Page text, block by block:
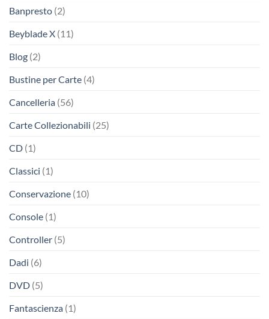
Banpresto (2)
Beyblade X (11)
Blog (2)
Bustine per Carte (4)
Cancelleria (56)
Carte Collezionabili (25)
CD (1)
Classici (1)
Conservazione (10)
Console (1)
Controller (5)
Dadi (6)
DVD (5)
Fantascienza (1)